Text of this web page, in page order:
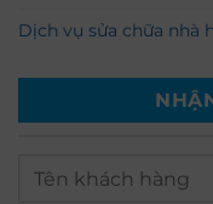
Dịch vụ sửa chữa nhà